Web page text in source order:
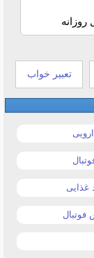
روزانه
تعبیر خواب
غذایی